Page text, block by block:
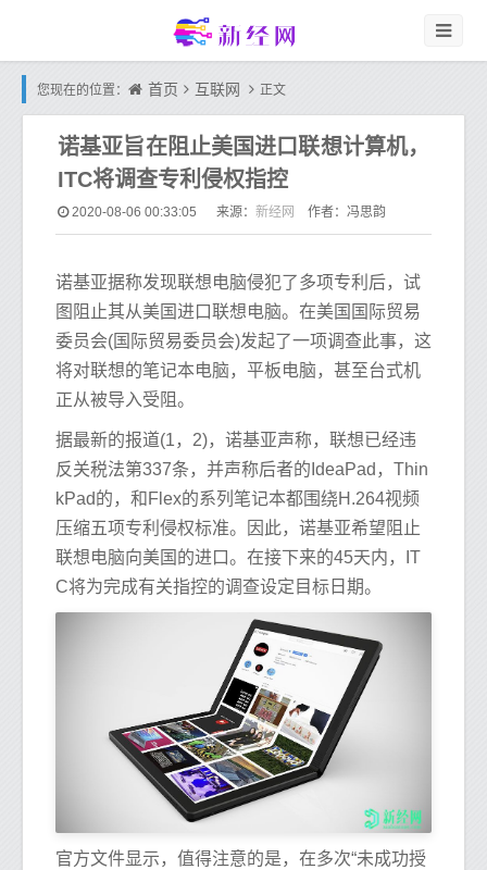
您现在的位置： 首页 互联网 正文
诺基亚旨在阻止美国进口联想计算机，
ITC将调查专利侵权指控
2020-08-06 00:33:05 来源： 新经网 作者：冯思韵
诺基亚据称发现联想电脑侵犯了多项专利后，试
图阻止其从美国进口联想电脑。在美国国际贸易
委员会(国际贸易委员会)发起了一项调查此事，这
将对联想的笔记本电脑，平板电脑，甚至台式机
正从被导入受阻。
据最新的报道(1，2)，诺基亚声称，联想已经违
反关税法第337条，并声称后者的IdeaPad，Thin
kPad的，和Flex的系列笔记本都围绕H.264视频
压缩五项专利侵权标准。因此，诺基亚希望阻止
联想电脑向美国的进口。在接下来的45天内，IT
C将为完成有关指控的调查设定目标日期。
官方文件显示，值得注意的是，在多次“未成功授